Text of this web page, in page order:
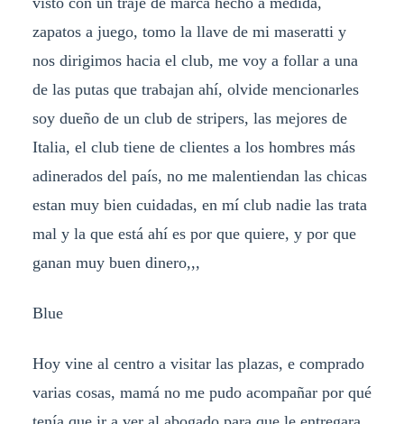
zapatos a juego, tomo la llave de mi maseratti y
nos dirigimos hacia el club, me voy a follar a una
de las putas que trabajan ahí, olvide mencionarles
soy dueño de un club de stripers, las mejores de
Italia, el club tiene de clientes a los hombres más
adinerados del país, no me malentiendan las chicas
estan muy bien cuidadas, en mí club nadie las trata
mal y la que está ahí es por que quiere, y por que
ganan muy buen dinero,,,
Blue
Hoy vine al centro a visitar las plazas, e comprado
varias cosas, mamá no me pudo acompañar por qué